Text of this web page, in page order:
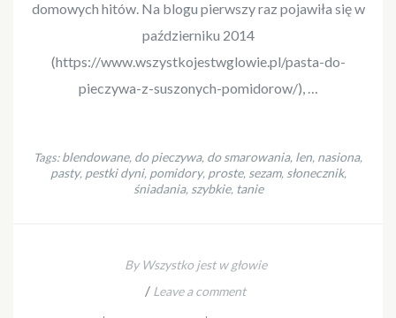
domowych hitów. Na blogu pierwszy raz pojawiła się w
październiku 2014
(https://www.wszystkojestwglowie.pl/pasta-do-
pieczywa-z-suszonych-pomidorow/), …
Tags:blendowane, do pieczywa, do smarowania, len, nasiona,
pasty, pestki dyni, pomidory, proste, sezam, słonecznik,
śniadania, szybkie, tanie
By Wszystko jest w głowie
/ Leave a comment